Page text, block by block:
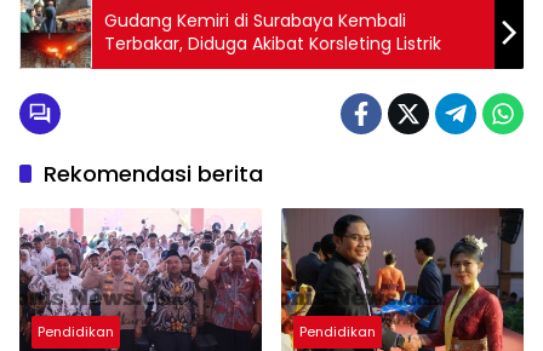
Gudang Kemiri di Surabaya Kembali
Terbakar, Diduga Akibat Korsleting Listrik
Rekomendasi berita
Pendidikan Pendidikan